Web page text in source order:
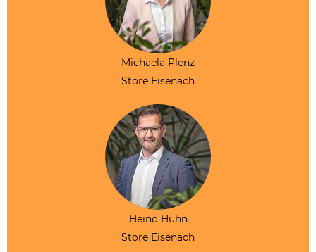
Michaela Plenz
Store Eisenach
Heino Huhn
Store Eisenach